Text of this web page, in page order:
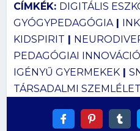
CÍMKÉK: DIGITÁLIS
GYÓGYPEDAGÓGIA|
KIDSPIRIT |
PEDAGÓGIAI INNOVÁCIÓ
IGÉNYŰ GYERMEKEK|
TÁRSADALMI